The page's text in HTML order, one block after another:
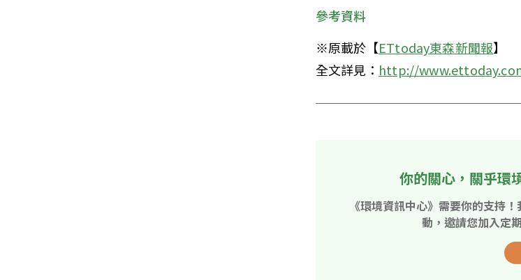
參考資料
※原載於【ETtoday東森新聞報】
全文詳見： http://
你的關心，關乎環
《環境資訊中心》需要你的支持
動，邀請您加入定